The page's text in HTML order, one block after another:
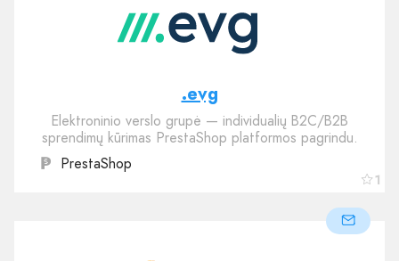
1
.evg
Elektroninio verslo grupė — individualių B2C/B2B
sprendimų kūrimas PrestaShop platformos pagrindu.
PrestaShop